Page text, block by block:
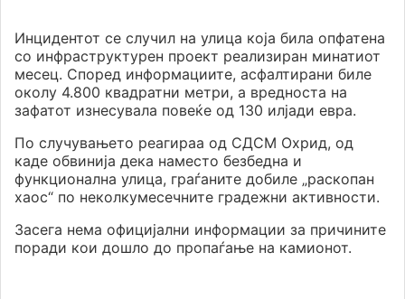
Инцидентот се случил на улица која била опфатена
со инфраструктурен проект реализиран минатиот
месец. Според информациите, асфалтирани биле
околу 4.800 квадратни метри, а вредноста на
зафатот изнесувала повеќе од 130 илјади евра.
По случувањето реагираа од СДСМ Охрид, од
каде обвинија дека наместо безбедна и
функционална улица, граѓаните добиле „раскопан
хаос“ по неколкумесечните градежни активности.
Засега нема официјални информации за причините
поради кои дошло до пропаѓање на камионот.